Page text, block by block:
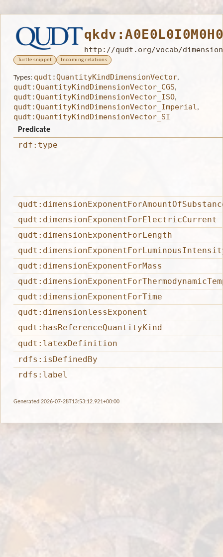
http://qudt.org/vocab/
Turtle snippet Incoming relations
Types: qudt:QuantityKindDimensionVector,
qudt:QuantityKindDimensionVector_CGS,
qudt:QuantityKindDimensionVector_ISO,
qudt:QuantityKindDimensionVector_Imperial,
qudt:QuantityKindDimensionVector_SI
Predicate
rdf:type
qudt:dimensionExponentForElectricCurrent
qudt:dimensionExponentForLength
qudt:dimensionExponentForMass
qudt:dimensionExponentForTime
qudt:dimensionlessExponent
qudt:hasReferenceQuantityKind
qudt:latexDefinition
rdfs:isDefinedBy
rdfs:label
Generated 2026-07-28T13:53:12.921+00:00